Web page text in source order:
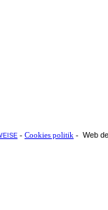
- Cookies politik - Web